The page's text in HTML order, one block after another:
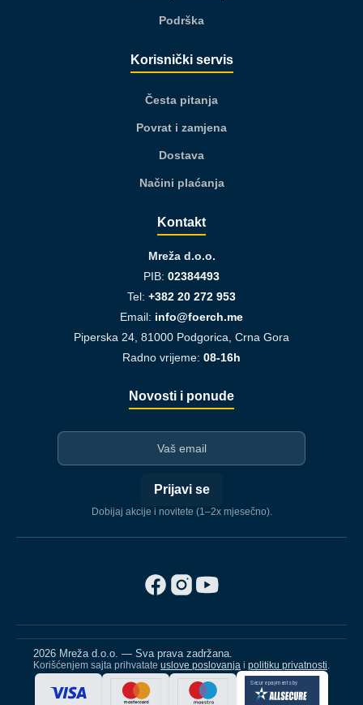
Podrška
Korisnički servis
Česta pitanja
Povrat i zamjena
Dostava
Načini plaćanja
Kontakt
Mreža d.o.o.
PIB: 02384493
Tel: +382 20 272 953
Email: info@foerch.me
Piperska 24, 81000 Podgorica, Crna Gora
Radno vrijeme: 08-16h
Novosti i ponude
Prijavi se
Dobijaj akcije i novitete (1–2x mjesečno).
2026 Mreža d.o.o. — Sva prava zadržana.
Korišćenjem sajta prihvatate uslove poslovanja i politiku privatnosti.